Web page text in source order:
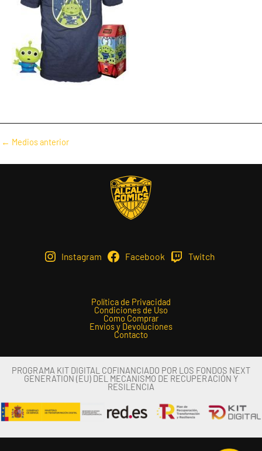
Navegación
de
← Medios anterior
Instagram Facebook Twitch
Política de Privacidad
Condiciones de Uso
Como Comprar
Envios y Devoluciones
Contacto
PROGRAMA KIT DIGITAL COFINANCIADO POR LOS FONDOS NEXT
GENERATION (EU) DEL MECANISMO DE RECUPERACIÓN Y
RESILENCIA